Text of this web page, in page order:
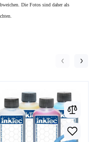
Die Fotos sind daher als